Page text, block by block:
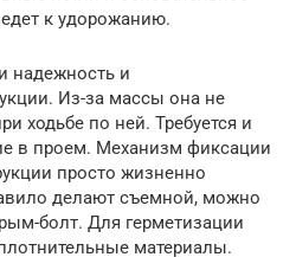
к удорожанию.
надежность и
Из-за массы она не
ходьбе по ней. Требуется и
в проем. Механизм фиксации
просто жизненно
делают съемной, можно
болт. Для герметизации
материалы.